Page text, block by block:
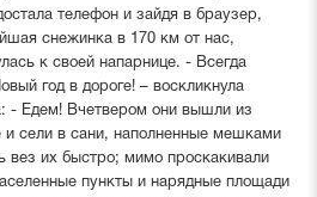
телефон и зайдя в браузер,
снежинка в 170 км от нас,
к своей напарнице. - Всегда
год в дороге! – воскликнула
- Едем! Вчетвером они вышли из
и сели в сани, наполненные мешками
вез их быстро; мимо проскакивали
пункты и нарядные площади